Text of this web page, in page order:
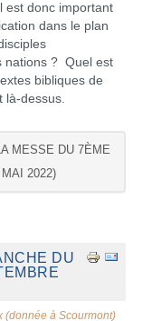
est donc important
dans le plan
nations ? Quel est
bibliques de
là-dessus.
MESSE DU 7ÈME
2022)
DU
(donnée à Scourmont)